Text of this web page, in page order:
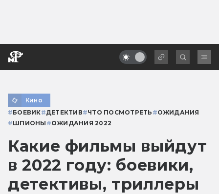
Кино
#БОЕВИК#ДЕТЕКТИВ#ЧТО ПОСМОТРЕТЬ #ОЖИДАНИЯ
#ШПИОНЫ #ОЖИДАНИЯ 2022
Какие фильмы выйдут
в 2022 году: боевики,
детективы, триллеры